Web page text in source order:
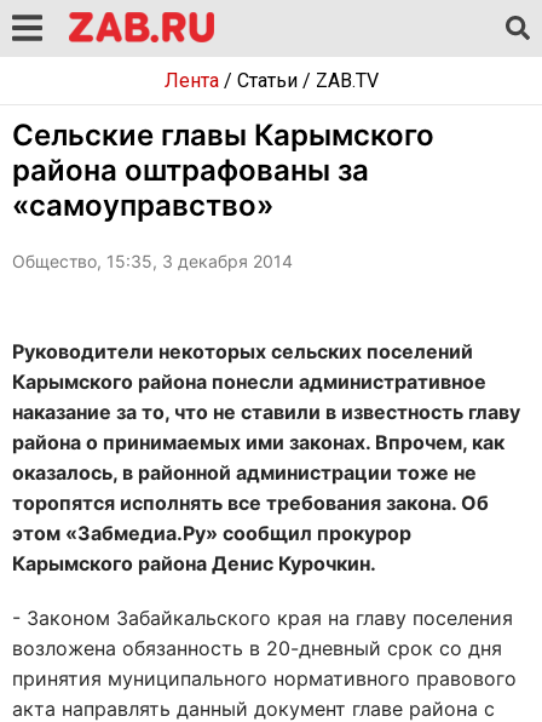
Лента/ Статьи/ ZAB.TV
Сельские главы Карымского
района оштрафованы за
«самоуправство»
Общество, 15:35, 3 декабря 2014
Руководители некоторых сельских поселений
Карымского района понесли административное
наказание за то, что не ставили в известность главу
района о принимаемых ими законах. Впрочем, как
оказалось, в районной администрации тоже не
торопятся исполнять все требования закона. Об
этом «Забмедиа.Ру» сообщил прокурор
Карымского района Денис Курочкин.
- Законом Забайкальского края на главу поселения
возложена обязанность в 20-дневный срок со дня
принятия муниципального нормативного правового
акта направлять данный документ главе района с